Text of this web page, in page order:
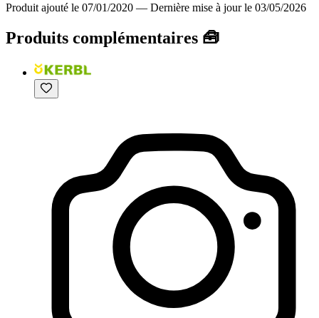
Produit ajouté le 07/01/2020 — Dernière mise à jour le 03/05/2026
Produits complémentaires 🧰